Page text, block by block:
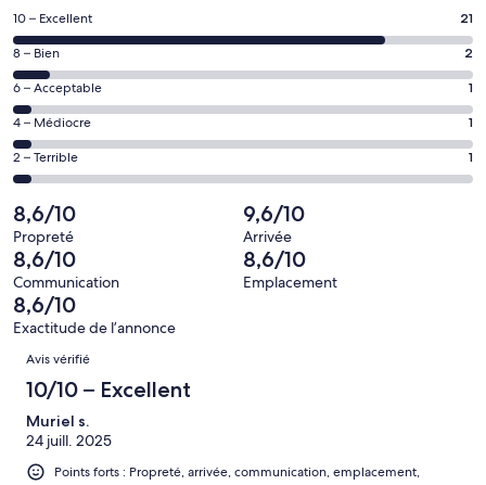
une
nouvelle
fenêtre
Note
de 10
–
Excellent,
d’après
21 avis
sur 26.
10 – Excellent 21
Note
de 8
–
Bien,
d’après
2 avis
8 – Bien 2
Note
de 6
–
Acceptable,
d’après
1 avis
sur 26.
6 – Acceptable 1
Note
de 4
–
d’après
1 avis
sur 26.
4 – Médiocre 1
Note
de 2
–
Terrible,
d’après
1 avis
sur 26.
2 – Terrible 1
8,6/10
Propreté
9,6/10
Arrivée
8,6/10
Communication
8,6/10
Emplacement
8,6/10
Exactitude de l’annonce
Avis
Avis vérifié
10/10 – Excellent
Muriel s.
24 juill. 2025
Points forts : Propreté, arrivée, communication, emplacement,